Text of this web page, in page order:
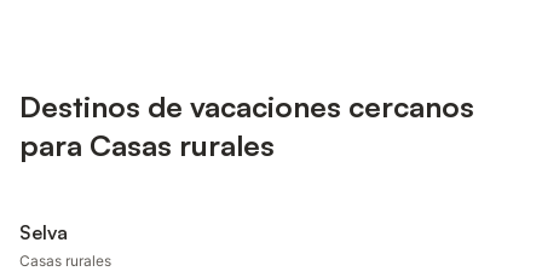
Destinos de vacaciones cercanos
para Casas rurales
Selva
Casas rurales